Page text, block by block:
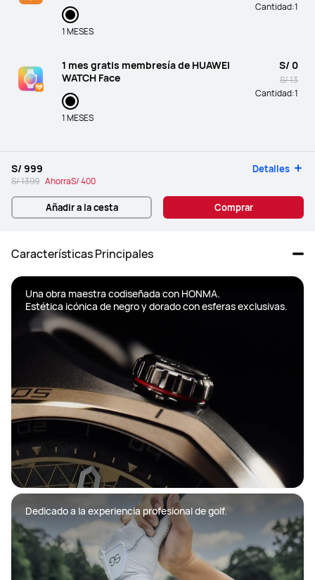
1 MESES
Cantidad:1
1 mes gratis membresía de HUAWEI
WATCH Face
1 MESES
S/ 0
S/ 13
Cantidad:1
S/ 999 Detalles
S/ 1399 AhorraS/ 400
Añadir a la cesta Comprar
Características Principales
Una obra maestra codiseñada con HONMA.
Dedicado a la experiencia profesional de golf.